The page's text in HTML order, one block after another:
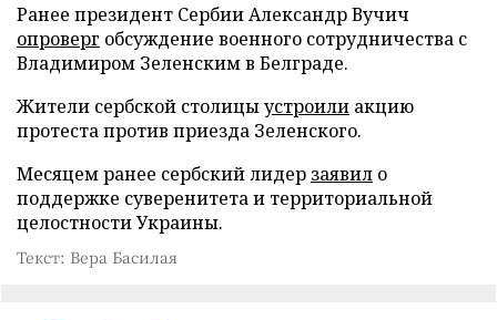
Ранее президент Сербии Александр Вучич
опроверг обсуждение военного сотрудничества с
Владимиром Зеленским в Белграде.
Жители сербской столицыустроили акцию
протеста против приезда Зеленского.
Месяцем ранее сербский лидер заявил о
поддержке суверенитета и территориальной
целостности Украины.
Текст: Вера Басилая